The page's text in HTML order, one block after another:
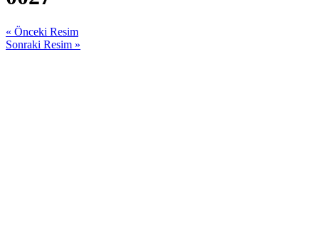
« Önceki Resim
Sonraki Resim »